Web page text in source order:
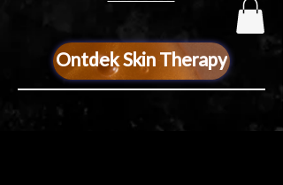
Ontdek Skin Therapy